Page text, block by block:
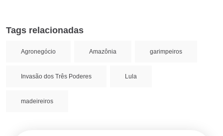
Tags relacionadas
Agronegócio Amazônia garimpeiros
Invasão dos Três Poderes Lula
madeireiros